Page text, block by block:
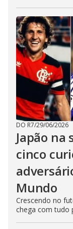
DO R7/29/06/2026
Japão na
cinco
Mundo
Crescendo no
chega com tudo